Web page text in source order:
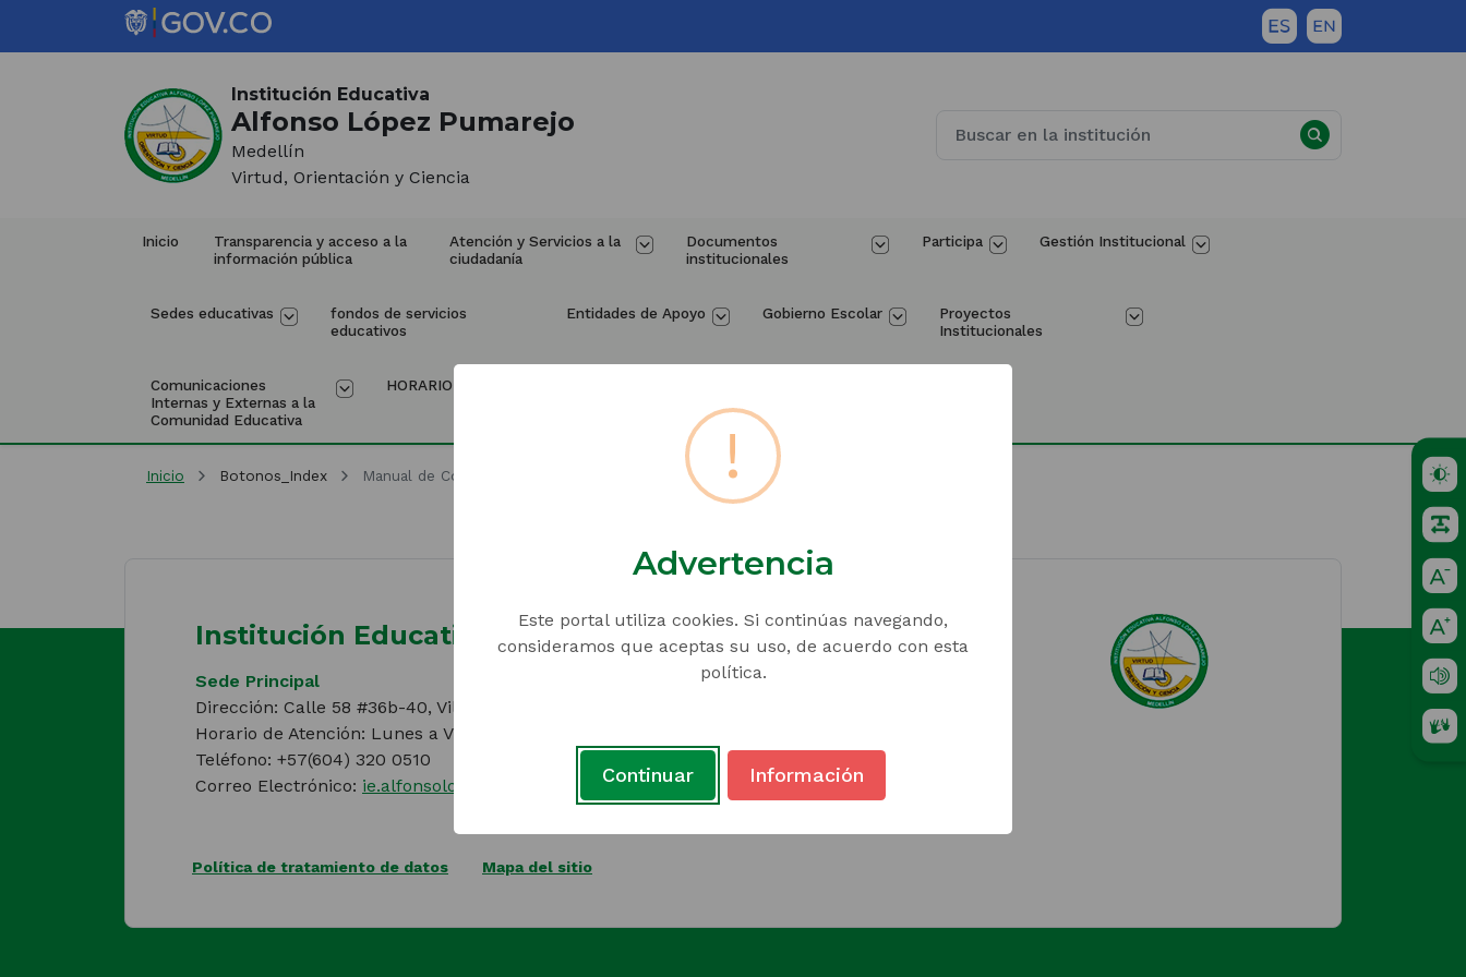
Saltar al contenido principal
(Este
abrirá
una
nueva
pestaña)
Institución Educativa
Alfonso López Pumarejo
Medellín
Virtud, Orientación y Ciencia
Inicio
Transparencia y acceso a la
información pública
Atención y Servicios a la
ciudadanía
Documentos
institucionales
Participa Gestión Institucional
Sedes educativas
fondos de servicios
educativos
Entidades de Apoyo Gobierno Escolar
Proyectos
Institucionales
Comunicaciones
Internas y Externas a la
Comunidad Educativa
HORARIO
Inicio del contenido principal
Inicio Botonos_Index Manual de Convivencia
Institución Educativa Alfonso López Pumarejo
Sede Principal
Dirección: Calle 58 #36b-40, Villa Hermosa, Medellín, Antioquia, Colombia
Horario de Atención: Lunes a Viernes 08:00 a.m. - 04:00 p.m.
Teléfono: +57(604) 320 0510
Correo Electrónico: ie.alfonsolopezpumar@medellin.gov.co
Política de tratamiento de datos
abrirá
Mapa del sitio
!
Advertencia
Este portal utiliza cookies. Si continúas navegando,
consideramos que aceptas su uso, de acuerdo con esta
política.
Continuar Información